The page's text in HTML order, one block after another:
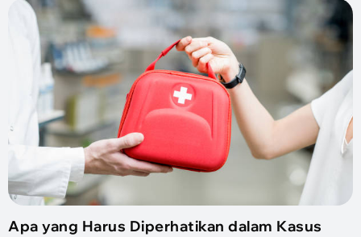
Apa yang Harus Diperhatikan dalam Kasus